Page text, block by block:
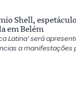
Shell,
em Belém
Latina’ será
a manifestações